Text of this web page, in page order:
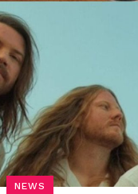
NEWS